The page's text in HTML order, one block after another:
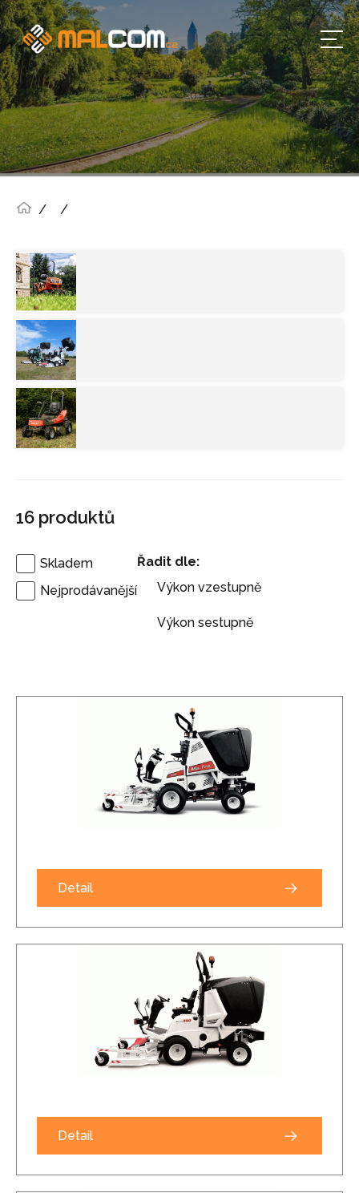
16 produktů
Skladem
Nejprodávanější
Řadit dle:
Výkon vzestupně
Výkon sestupně
Detail
Detail